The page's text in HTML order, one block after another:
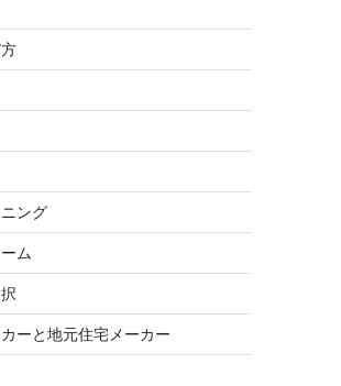
ング
ム
ーと地元住宅メーカー